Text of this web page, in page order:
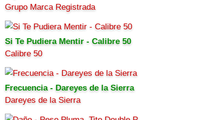
Grupo Marca Registrada
Si Te Pudiera Mentir - Calibre 50
Calibre 50
Frecuencia - Dareyes de la Sierra
Dareyes de la Sierra